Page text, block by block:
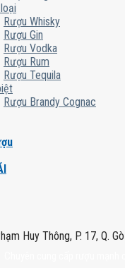
Rượu Whisky
Rượu Gin
Rượu Vodka
Rượu Rum
Rượu Tequila
Rượu Brandy Cognac
Huy Thông, P. 17, Q.